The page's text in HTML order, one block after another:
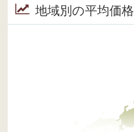
地域別の平均価格